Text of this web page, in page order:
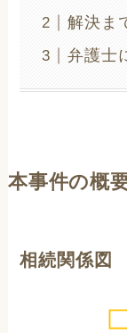
解決ま
弁護士
本事件の概
相続関係図